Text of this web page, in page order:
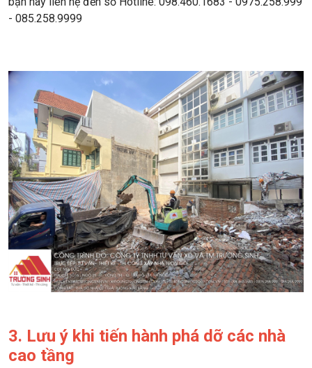
- 085.258.9999
3. Lưu ý khi tiến hành phá dỡ các nhà
cao tầng